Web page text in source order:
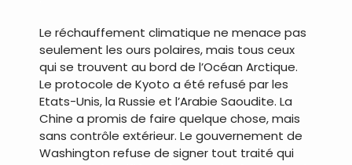
Le réchauffement climatique ne menace pas
seulement les ours polaires, mais tous ceux
qui se trouvent au bord de l’Océan Arctique.
Le protocole de Kyoto a été refusé par les
Etats-Unis, la Russie et l’Arabie Saoudite. La
Chine a promis de faire quelque chose, mais
sans contrôle extérieur. Le gouvernement de
Washington refuse de signer tout traité qui